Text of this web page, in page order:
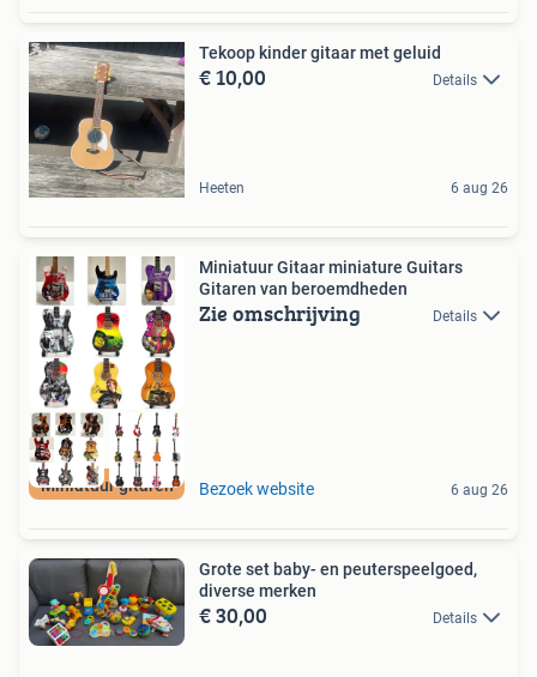
Tekoop kinder gitaar met geluid
€ 10,00 Details
Heeten 6 aug 26
Miniatuur gitaren
Miniatuur Gitaar miniature Guitars
Gitaren van beroemdheden
Zie omschrijving Details
Bezoek website 6 aug 26
Grote set baby- en peuterspeelgoed,
diverse merken
€ 30,00 Details